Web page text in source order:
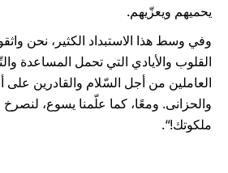
يحميهم ويعزّيهم.
وفي وسط هذا الاستبداد الكثير، نحن
القلوب والأيادي التي تحمل المساعدة
العاملين من أجل السّلام والقادرين على
والحزانى. ومعًا، كما علّمنا يسوع،
ملكوتك!“.